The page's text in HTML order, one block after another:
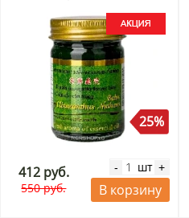
25%
412 руб.
550 руб.
- шт +
В корзину